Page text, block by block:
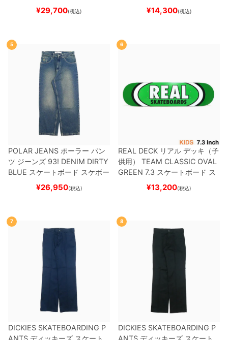
ートボード スケボー
¥29,700(税込)
スーパースター SUPERSTAR A
BLACK/WHITE/WHITE
ー
¥14,300(税込)
5
POLAR JEANS ポーラー パン
ツ ジーンズ 93! DENIM DIRTY
BLUE スケートボード スケボー
¥26,950(税込)
6
REAL DECK リアル デッキ（子
供用）
TEAM CLASSIC OVAL
GREEN 7.3 スケートボード ス
¥13,200(税込)
7
DICKIES SKATEBOARDING P
ANTS ディッキーズ スケート
8
DICKIES SKATEBOARDING P
ANTS ディッキーズ スケート